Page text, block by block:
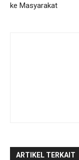
ke Masyarakat
ARTIKEL TERKAIT